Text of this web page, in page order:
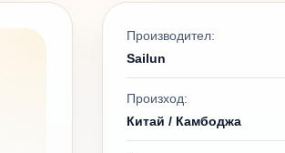
Производител:
Sailun
Произход:
Китай / Камбоджа